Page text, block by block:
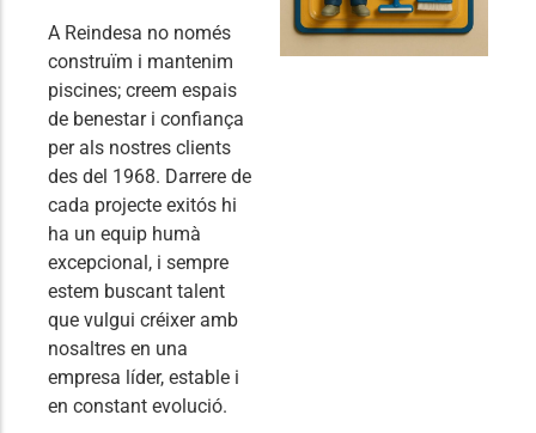
A Reindesa no només
construïm i mantenim
piscines; creem espais
de benestar i confiança
per als nostres clients
des del 1968. Darrere de
cada projecte exitós hi
ha un equip humà
excepcional, i sempre
estem buscant talent
que vulgui créixer amb
nosaltres en una
empresa líder, estable i
en constant evolució.